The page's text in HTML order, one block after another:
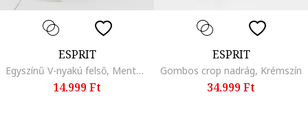
ESPRIT
Egyszínű V-nyakú felső, Mentazöld
14.999 Ft
ESPRIT
Gombos crop nadrág, Krémszín
34.999 Ft